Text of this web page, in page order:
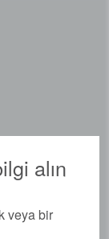
alın
veya bir